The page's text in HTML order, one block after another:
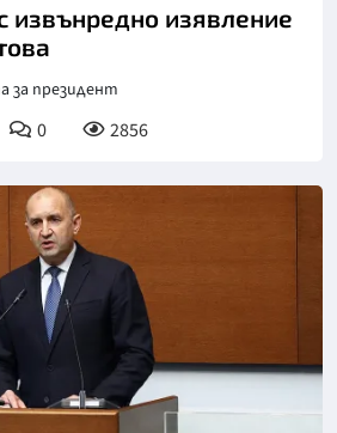
извънредно изявление
за президент
0 2856